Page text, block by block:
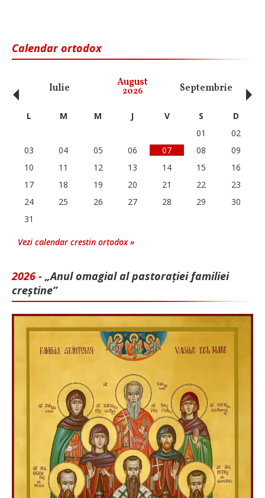
Calendar ortodox
Iulie August
2026 Septembrie
‹ L M M J V S
D
01
02
03
04 05 06 07 08
09
10
11 12 13 14 15
16
17
18 19 20 21 22
23
24
25 26 27 28 29
30
31
Vezi calendar crestin ortodox »
2026 - „Anul omagial al pastorației familiei
creștine”